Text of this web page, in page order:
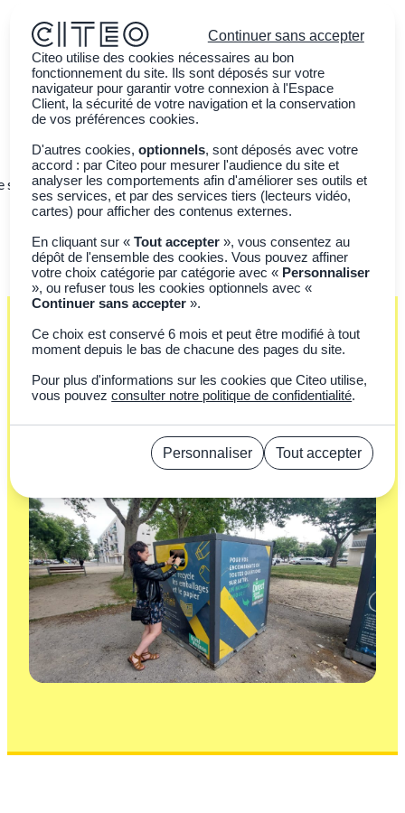
ses emballages Sensibiliser la jeunesse Actualités
RÉGIONS & TRI
Le tri dans vos régions
locales, performances et actions menées avec Citeo
pour accélérer le recyclage partout en France.
Continuer sans accepter
Citeo utilise des cookies nécessaires au bon
fonctionnement du site. Ils sont déposés sur votre
navigateur pour garantir votre connexion à l'Espace
Client, la sécurité de votre navigation et la conservation
de vos préférences cookies.
D'autres cookies,optionnels, sont déposés avec votre
accord : par Citeo pour mesurer l'audience du site et
analyser les comportements afin d'améliorer ses outils et
ses services, et par des services tiers (lecteurs vidéo,
cartes) pour afficher des contenus externes.
En cliquant sur «Tout accepter », vous consentez au
dépôt de l'ensemble des cookies. Vous pouvez affiner
votre choix catégorie par catégorie avec « Personnaliser
», ou refuser tous les cookies optionnels avec «
Continuer sans accepter ».
Ce choix est conservé 6 mois et peut être modifié à tout
moment depuis le bas de chacune des pages du site.
Pour plus d'informations sur les cookies que Citeo utilise,
vous pouvezconsulter notre politique de confidentialité.
Personnaliser
Tout accepter